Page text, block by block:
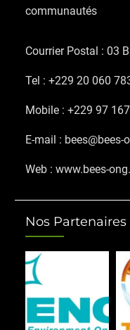
communautés
Courrier Postal : 03
Tel : +229 20 060
Mobile : +229 97
E-mail :
Web : www.bees-
Nos Partenaires